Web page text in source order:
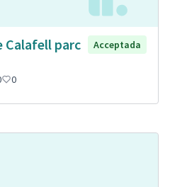
Calafell parc
Acceptada
0